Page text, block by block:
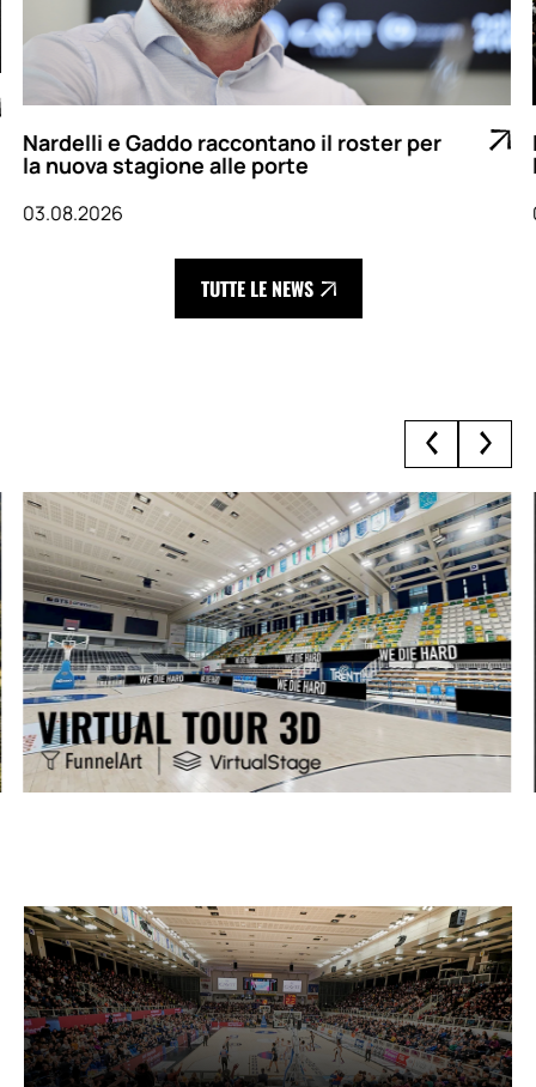
Nardelli e Gaddo raccontano il roster per
la nuova stagione alle porte
03.08.2026
TUTTE LE NEWS